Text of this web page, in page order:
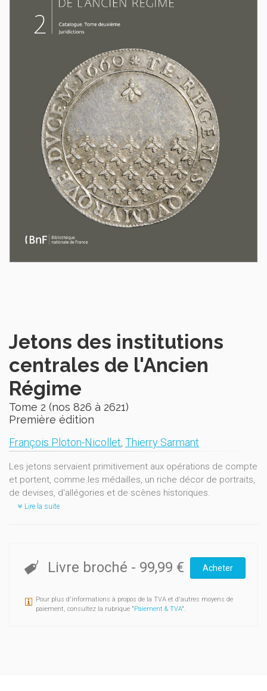
Jetons des institutions
centrales de l'Ancien
Régime
Tome 2 (nos 826 à 2621)
Première édition
François Ploton-Nicollet, Thierry Sarmant
Les jetons servaient primitivement aux opérations de compte
et portent, comme les médailles, un riche décor de portraits,
de devises, d'allégories et de scènes historiques.
Lire la suite
Livre broché - 99,99 € Acheter
Pour plus d'informations à propos de la TVA et d'autres moyens de
paiement, consultez la rubrique "Paiement & TVA".